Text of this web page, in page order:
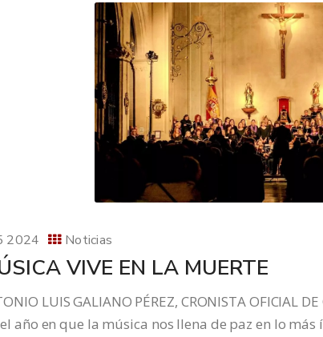
2024 Noticias
VIVE EN LA MUERTE
LUIS GALIANO PÉREZ, CRONISTA OFICIAL
año en que la música nos llena de paz en lo